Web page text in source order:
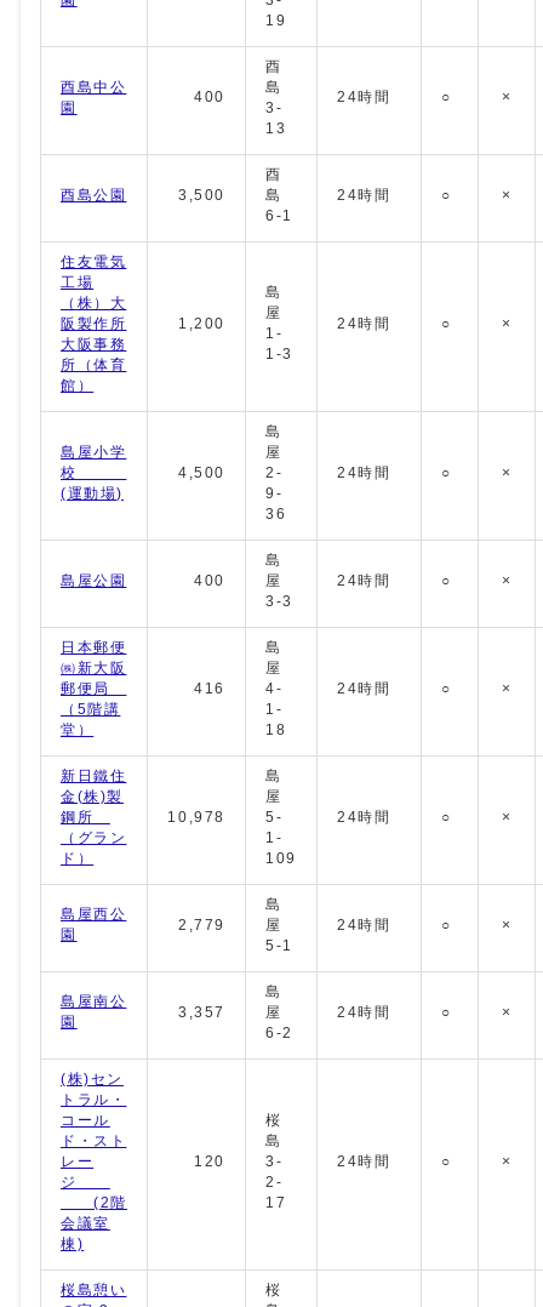
19
酉島中公
園
400
酉
島
3-
13
24時間 ○ ×
酉島公園 3,500
酉
島
6-1
24時間 ○ ×
住友電気
工場
（株）大
阪製作所
大阪事務
所（体育
館）
1,200
島
屋
1-
1-3
24時間 ○ ×
島屋小学
校
(運動場)
4,500
島
屋
2-
9-
36
24時間 ○ ×
島屋公園 400
島
屋
3-3
24時間 ○ ×
日本郵便
㈱新大阪
郵便局
（5階講
堂）
416
島
屋
4-
1-
18
24時間 ○ ×
新日鐵住
金(株)製
鋼所
（グラン
ド）
10,978
島
屋
5-
1-
109
24時間 ○ ×
島屋西公
園
2,779
島
屋
5-1
24時間 ○ ×
島屋南公
園
3,357
島
屋
6-2
24時間 ○ ×
(株)セン
トラル・
コール
ド・スト
レー
ジ
(2階
会議室
棟)
120
桜
島
3-
2-
17
24時間 ○ ×
桜島憩い
桜